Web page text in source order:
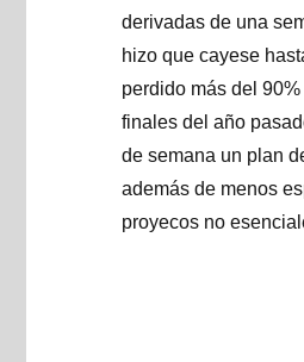
derivadas de una
hizo que cayese
perdido más del
finales del año
de semana un plan
además de menos
proyecos no